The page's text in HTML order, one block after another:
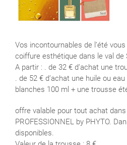
Vos incontournables de l’été
coiffure esthétique dans le val de
A partir : . de 32 € d’achat une
. de 52 € d’achat une huile ou
blanches 100 ml + une trousse
offre valable pour tout achat
PROFESSIONNEL by PHYTO.
disponibles.